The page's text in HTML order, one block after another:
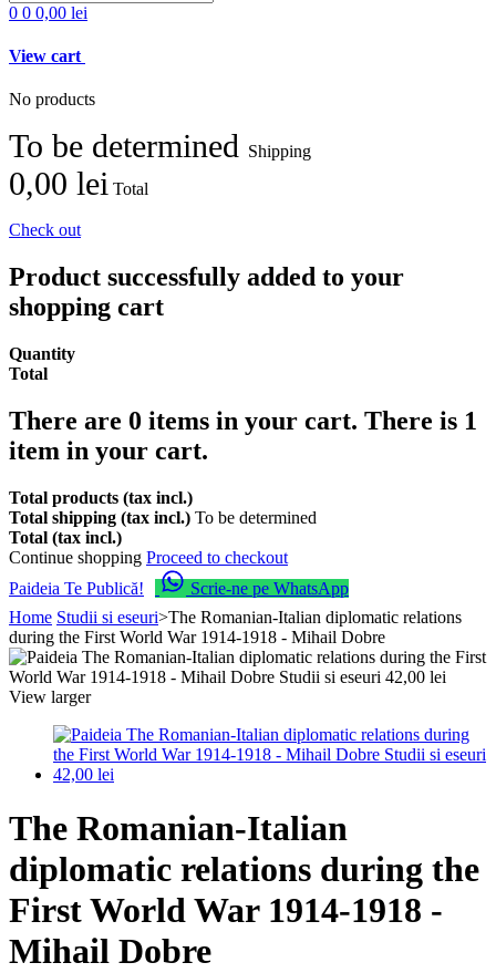
0 0 0,00 lei
View cart
No products
To be determined Shipping
0,00 lei Total
Check out
Product successfully added to your
shopping cart
Quantity
Total
There are 0 items in your cart. There is 1
item in your cart.
Total products (tax incl.)
Total shipping (tax incl.) To be determined
Total (tax incl.)
Continue shopping Proceed to checkout
Paideia Te Publică!
Scrie-ne pe WhatsApp
Home Studii si eseuri>The Romanian-Italian diplomatic relations
during the First World War 1914-1918 - Mihail Dobre
View larger
The Romanian-Italian
diplomatic relations during the
First World War 1914-1918 -
Mihail Dobre